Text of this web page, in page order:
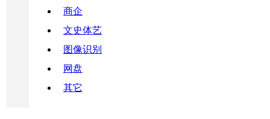
商企
文史体艺
图像识别
网盘
其它